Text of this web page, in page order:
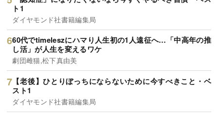
ト1
ダイヤモンド社書籍編集局
60代でtimeleszにハマり人生初の1人遠征へ…「中高年の推
し活」が人生を変えるワケ
劇団雌猫,松下真由美
【老後】ひとりぼっちにならないために今すべきこと・ベ
スト1
ダイヤモンド社書籍編集局